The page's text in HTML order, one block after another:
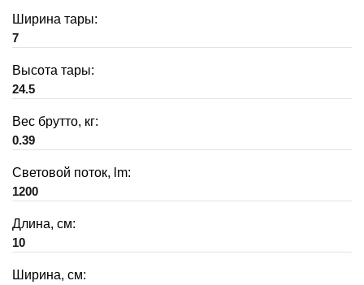
Ширина тары:
7
Высота тары:
24.5
Вес брутто, кг:
0.39
Световой поток, lm:
1200
Длина, см:
10
Ширина, см: